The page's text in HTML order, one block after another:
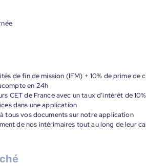
de fin de mission (IFM) + 10% de prime
en 24h
CET de France avec un taux d’intérêt de
dans une application
tous vos documents sur notre application
de nos intérimaires tout au long de leur